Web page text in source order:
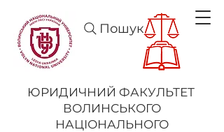
ЮРИДИЧНИЙ ФАКУЛЬТЕТ
ВОЛИНСЬКОГО
НАЦІОНАЛЬНОГО
Пошук